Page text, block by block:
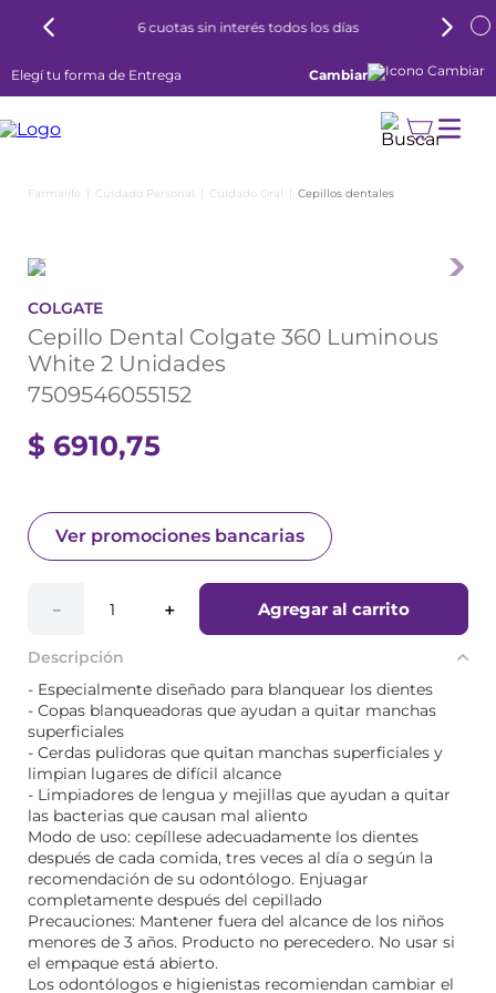
6 cuotas sin interés todos los días
Elegí tu forma de Entrega Cambiar
Cuidado Personal Cuidado Oral Cepillos dentales
COLGATE
Cepillo Dental Colgate 360 Luminous
White 2 Unidades
7509546055152
$ 6910,75
Ver promociones bancarias
＋
－ Agregar al carrito
Descripción
- Especialmente diseñado para blanquear los dientes
- Copas blanqueadoras que ayudan a quitar manchas
superficiales
- Cerdas pulidoras que quitan manchas superficiales y
limpian lugares de difícil alcance
- Limpiadores de lengua y mejillas que ayudan a quitar
las bacterias que causan mal aliento
Modo de uso: cepíllese adecuadamente los dientes
después de cada comida, tres veces al día o según la
recomendación de su odontólogo. Enjuagar
completamente después del cepillado
Precauciones: Mantener fuera del alcance de los niños
menores de 3 años. Producto no perecedero. No usar si
el empaque está abierto.
Los odontólogos e higienistas recomiendan cambiar el